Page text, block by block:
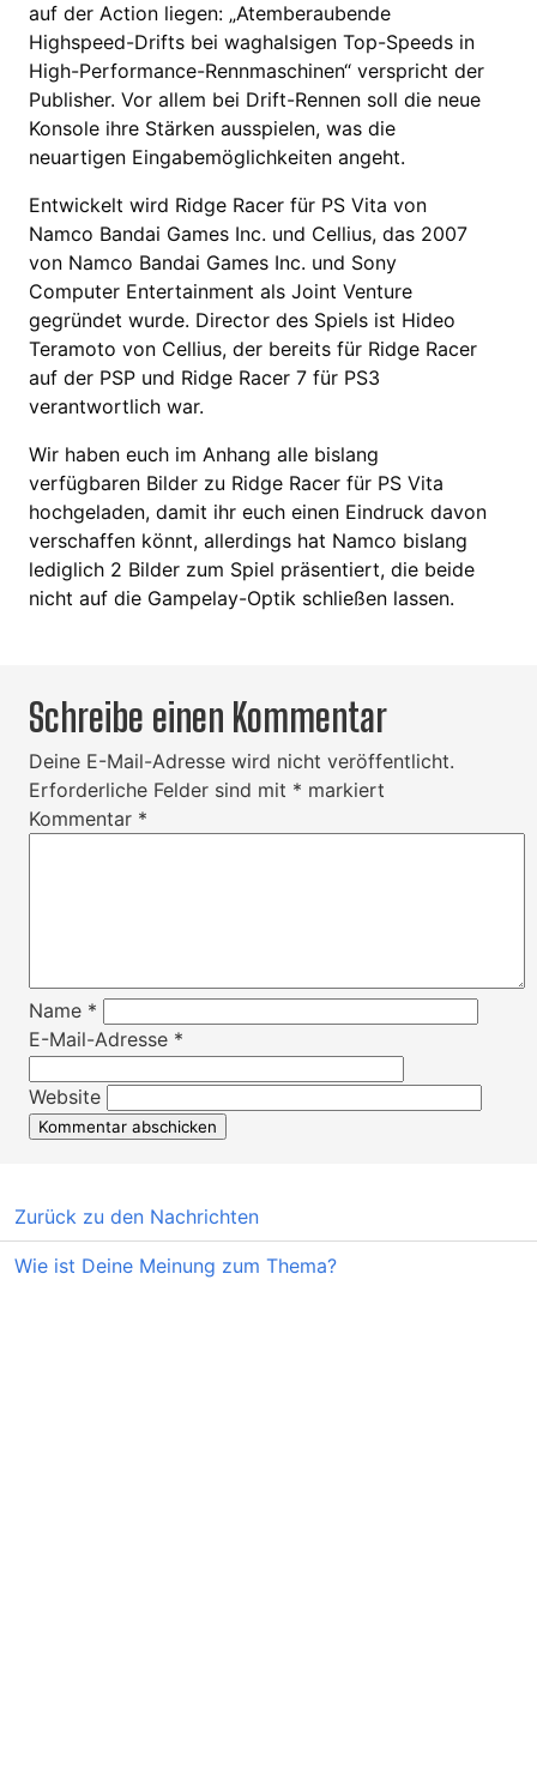
auf der Action liegen: „Atemberaubende
Highspeed-Drifts bei waghalsigen Top-Speeds in
High-Performance-Rennmaschinen“ verspricht der
Publisher. Vor allem bei Drift-Rennen soll die neue
Konsole ihre Stärken ausspielen, was die
neuartigen Eingabemöglichkeiten angeht.
Entwickelt wird Ridge Racer für PS Vita von
Namco Bandai Games Inc. und Cellius, das 2007
von Namco Bandai Games Inc. und Sony
Computer Entertainment als Joint Venture
gegründet wurde. Director des Spiels ist Hideo
Teramoto von Cellius, der bereits für Ridge Racer
auf der PSP und Ridge Racer 7 für PS3
verantwortlich war.
Wir haben euch im Anhang alle bislang
verfügbaren Bilder zu Ridge Racer für PS Vita
hochgeladen, damit ihr euch einen Eindruck davon
verschaffen könnt, allerdings hat Namco bislang
lediglich 2 Bilder zum Spiel präsentiert, die beide
nicht auf die Gampelay-Optik schließen lassen.
Schreibe einen Kommentar
Deine E-Mail-Adresse wird nicht veröffentlicht.
Erforderliche Felder sind mit * markiert
Kommentar *
Name *
E-Mail-Adresse *
Website
Zurück zu den Nachrichten
Wie ist Deine Meinung zum Thema?